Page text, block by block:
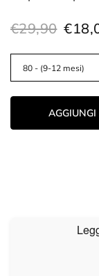
€29,90